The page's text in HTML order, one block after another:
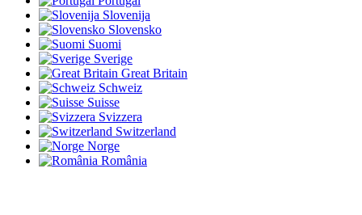
Slovenija
Slovensko
Suomi
Sverige
Great Britain
Schweiz
Suisse
Svizzera
Switzerland
Norge
România